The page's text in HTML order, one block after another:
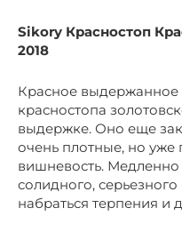
Sikory Красностоп
2018
Красное выдержанное
красностопа
выдержке. Оно еще
очень плотные, но уже
вишневость. Медленно
солидного,
набраться терпения и